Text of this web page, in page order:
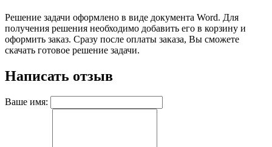
Решение задачи оформлено в виде документа Word. Для
получения решения необходимо добавить его в корзину и
оформить заказ. Сразу после оплаты заказа, Вы сможете
скачать готовое решение задачи.
Написать отзыв
Ваше имя: